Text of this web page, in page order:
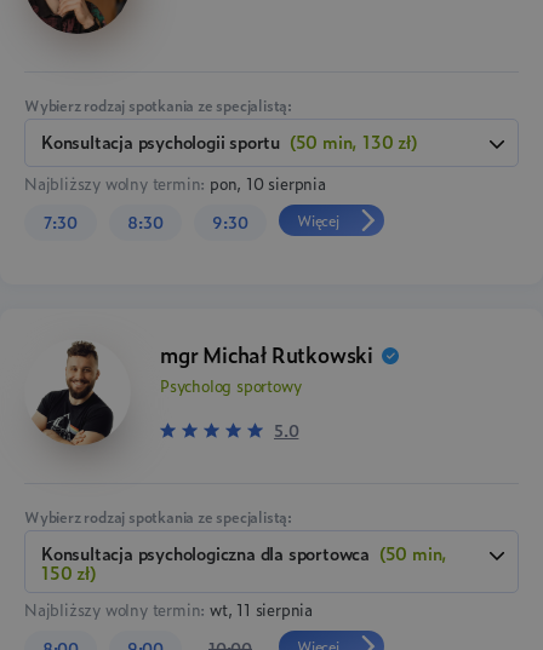
Wybierz rodzaj spotkania ze specjalistą:
Konsultacja psychologii sportu (50 min, 130 zł)
Najbliższy wolny termin: pon, 10 sierpnia
7:30
8:30 9:30 Więcej
mgr Michał Rutkowski
Psycholog sportowy
5.0
Wybierz rodzaj spotkania ze specjalistą:
Konsultacja psychologiczna dla sportowca (50 min,
150 zł)
Najbliższy wolny termin:wt, 11 sierpnia